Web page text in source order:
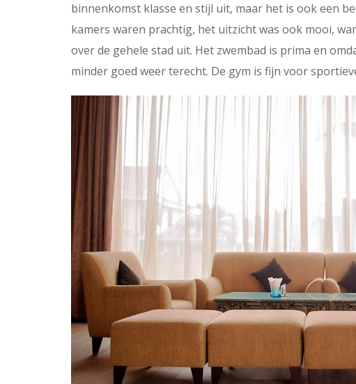
binnenkomst klasse en stijl uit, maar het is ook een
kamers waren prachtig, het uitzicht was ook mooi,
over de gehele stad uit. Het zwembad is prima en
minder goed weer terecht. De gym is fijn voor